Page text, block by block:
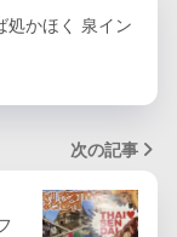
処かほく 泉イン
次の記事